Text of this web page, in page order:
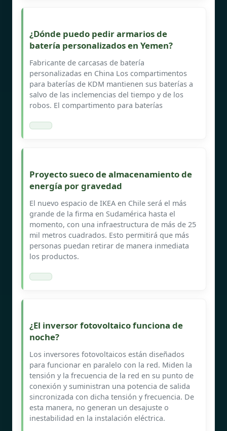
¿Dónde puedo pedir armarios de
batería personalizados en Yemen?
Fabricante de carcasas de batería
personalizadas en China Los compartimentos
para baterías de KDM mantienen sus baterías a
salvo de las inclemencias del tiempo y de los
robos. El compartimento para baterías
Proyecto sueco de almacenamiento de
energía por gravedad
El nuevo espacio de IKEA en Chile será el más
grande de la firma en Sudamérica hasta el
momento, con una infraestructura de más de 25
mil metros cuadrados. Esto permitirá que más
personas puedan retirar de manera inmediata
los productos.
¿El inversor fotovoltaico funciona de
noche?
Los inversores fotovoltaicos están diseñados
para funcionar en paralelo con la red. Miden la
tensión y la frecuencia de la red en su punto de
conexión y suministran una potencia de salida
sincronizada con dicha tensión y frecuencia. De
esta manera, no generan un desajuste o
inestabilidad en la instalación eléctrica.